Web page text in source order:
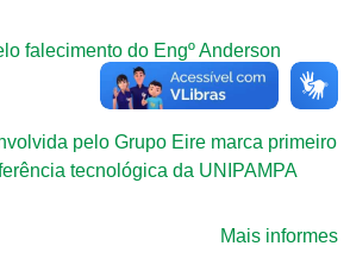
falecimento do Engº Anderson
pelo Grupo Eire marca primeiro
tecnológica da UNIPAMPA
Mais informes